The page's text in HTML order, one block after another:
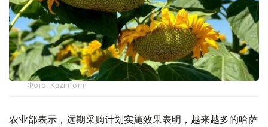
Фото: Kazinform
农业部表示，远期采购计划实施效果表明，越来越多的哈萨